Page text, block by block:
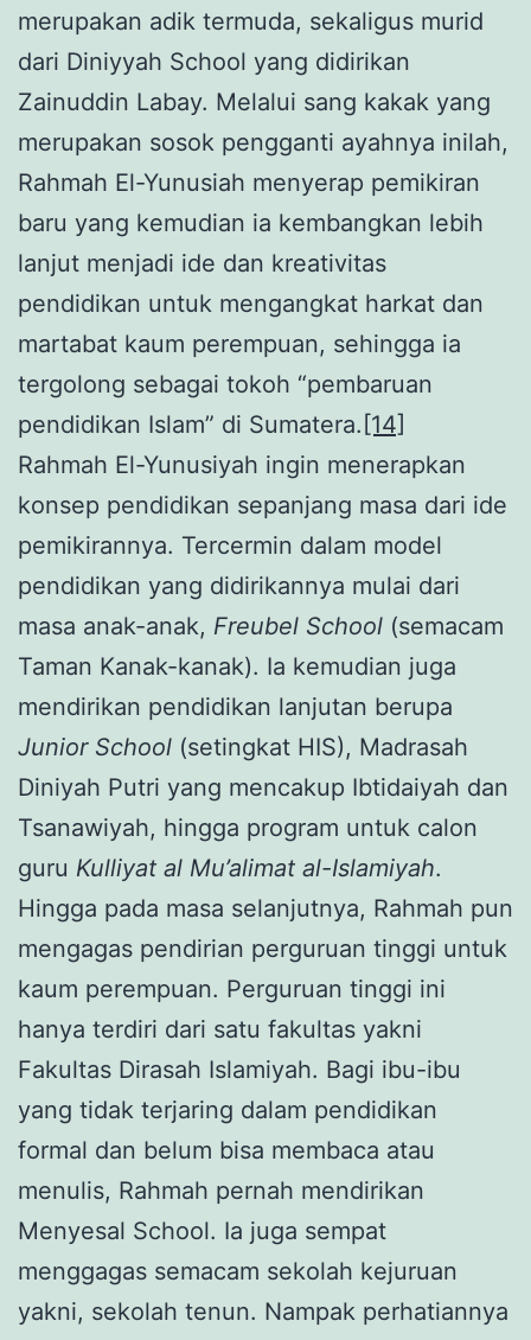
merupakan adik termuda, sekaligus murid
dari Diniyyah School yang didirikan
Zainuddin Labay. Melalui sang kakak yang
merupakan sosok pengganti ayahnya inilah,
Rahmah El-Yunusiah menyerap pemikiran
baru yang kemudian ia kembangkan lebih
lanjut menjadi ide dan kreativitas
pendidikan untuk mengangkat harkat dan
martabat kaum perempuan, sehingga ia
tergolong sebagai tokoh “pembaruan
pendidikan Islam” di Sumatera. [14]
Rahmah El-Yunusiyah ingin menerapkan
konsep pendidikan sepanjang masa dari ide
pemikirannya. Tercermin dalam model
pendidikan yang didirikannya mulai dari
masa anak-anak, Freubel School (semacam
Taman Kanak-kanak). Ia kemudian juga
mendirikan pendidikan lanjutan berupa
Junior School (setingkat HIS), Madrasah
Diniyah Putri yang mencakup Ibtidaiyah dan
Tsanawiyah, hingga program untuk calon
guru Kulliyat al Mu’alimat al-Islamiyah.
Hingga pada masa selanjutnya, Rahmah pun
mengagas pendirian perguruan tinggi untuk
kaum perempuan. Perguruan tinggi ini
hanya terdiri dari satu fakultas yakni
Fakultas Dirasah Islamiyah. Bagi ibu-ibu
yang tidak terjaring dalam pendidikan
formal dan belum bisa membaca atau
menulis, Rahmah pernah mendirikan
Menyesal School. Ia juga sempat
menggagas semacam sekolah kejuruan
yakni, sekolah tenun. Nampak perhatiannya